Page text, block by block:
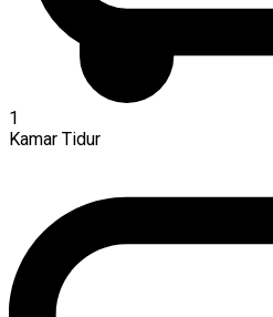
1
Kamar Tidur